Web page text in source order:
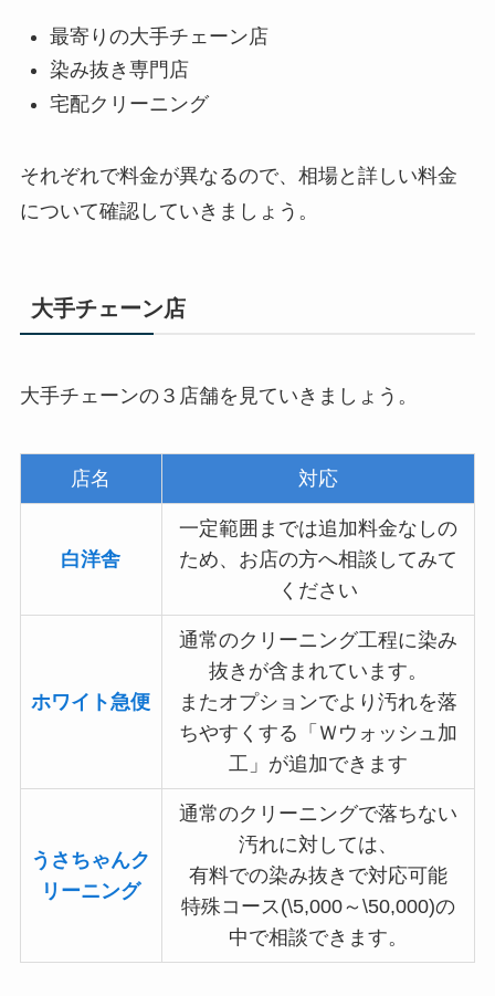
最寄りの大手チェーン店
染み抜き専門店
宅配クリーニング
それぞれで料金が異なるので、相場と詳しい料金
について確認していきましょう。
大手チェーン店
大手チェーンの３店舗を見ていきましょう。
店名 対応
白洋舎
一定範囲までは追加料金なしの
ため、お店の方へ相談してみて
ください
ホワイト急便
通常のクリーニング工程に染み
抜きが含まれています。
またオプションでより汚れを落
ちやすくする「Ｗウォッシュ加
工」が追加できます
うさちゃんク
リーニング
通常のクリーニングで落ちない
汚れに対しては、
有料での染み抜きで対応可能
特殊コース(\5,000～\50,000)の
中で相談できます。